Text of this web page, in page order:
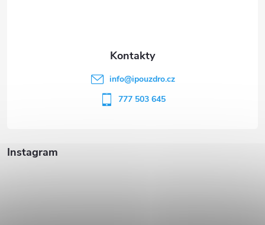
Instagram
info@ipouzdro.cz
777 503 645